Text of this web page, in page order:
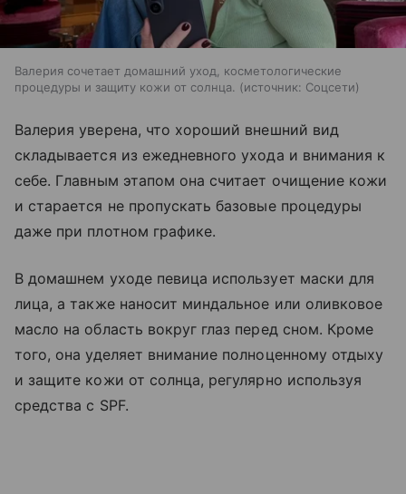
Валерия сочетает домашний уход, косметологические
процедуры и защиту кожи от солнца.
источник: Соцсети
Валерия уверена, что хороший внешний вид
складывается из ежедневного ухода и внимания к
себе. Главным этапом она считает очищение кожи
и старается не пропускать базовые процедуры
даже при плотном графике.
В домашнем уходе певица использует маски для
лица, а также наносит миндальное или оливковое
масло на область вокруг глаз перед сном. Кроме
того, она уделяет внимание полноценному отдыху
и защите кожи от солнца, регулярно используя
средства с SPF.